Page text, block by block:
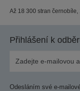
Až 18 300 stran černobíle,
Přihlášení k
Odesláním své e-